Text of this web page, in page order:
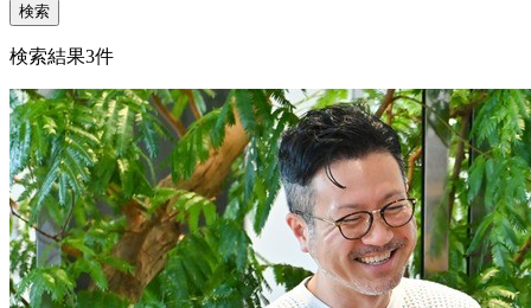
検索
検索結果3件